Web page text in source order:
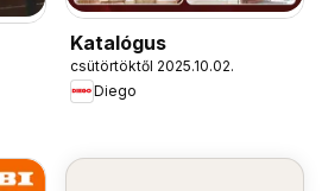
Katalógus
csütörtöktől 2025.10.02.
Diego